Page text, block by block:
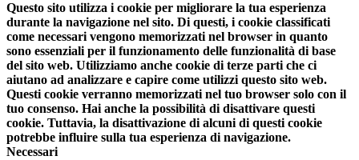
Questo sito utilizza i cookie per migliorare la tua esperienza
durante la navigazione nel sito. Di questi, i cookie classificati
come necessari vengono memorizzati nel browser in quanto
sono essenziali per il funzionamento delle funzionalità di base
del sito web. Utilizziamo anche cookie di terze parti che ci
aiutano ad analizzare e capire come utilizzi questo sito web.
Questi cookie verranno memorizzati nel tuo browser solo con il
tuo consenso. Hai anche la possibilità di disattivare questi
cookie. Tuttavia, la disattivazione di alcuni di questi cookie
potrebbe influire sulla tua esperienza di navigazione.
Necessari